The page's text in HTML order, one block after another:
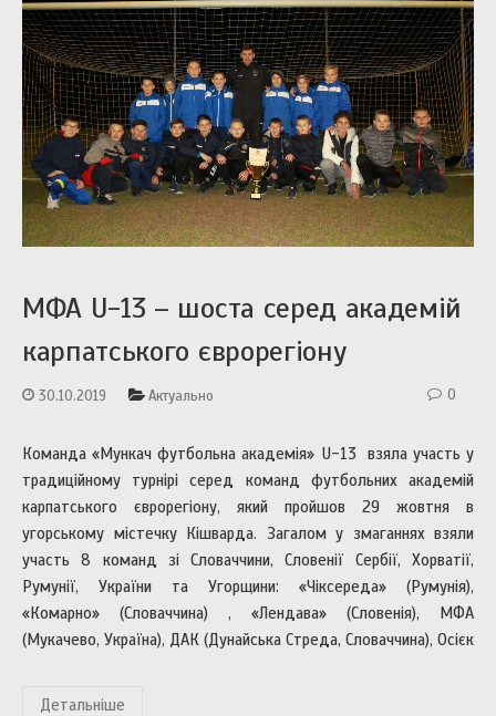
МФА U-13 – шоста серед академій
карпатського єврорегіону
30.10.2019 Актуально 0
Команда «Мункач футбольна академія» U-13 взяла участь у
традиційному турнірі серед команд футбольних академій
карпатського єврорегіону, який пройшов 29 жовтня в
угорському містечку Кішварда. Загалом у змаганнях взяли
участь 8 команд зі Словаччини, Словенії Сербії, Хорватії,
Румунії, України та Угорщини: «Чіксереда» (Румунія),
«Комарно» (Словаччина) , «Лендава» (Словенія), МФА
(Мукачево, Україна), ДАК (Дунайська Стреда, Словаччина), Осієк
Детальніше